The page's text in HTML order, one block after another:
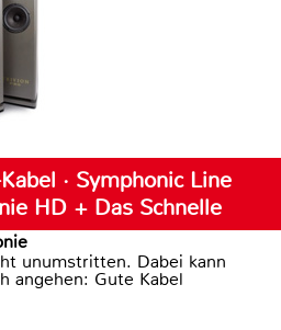
· Symphonic Line
HD + Das Schnelle
unumstritten. Dabei kann
angehen: Gute Kabel